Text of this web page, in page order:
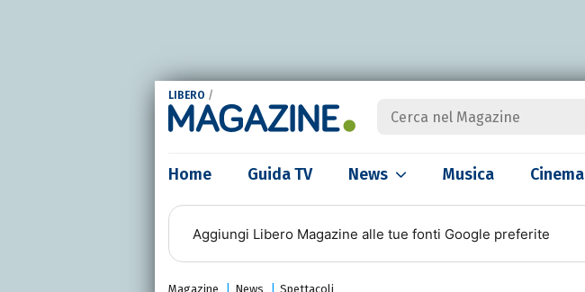
LIBERO /
Home Guida TV News Musica Cinema
Aggiungi Libero Magazine alle tue fonti Google preferite
Magazine News Spettacoli